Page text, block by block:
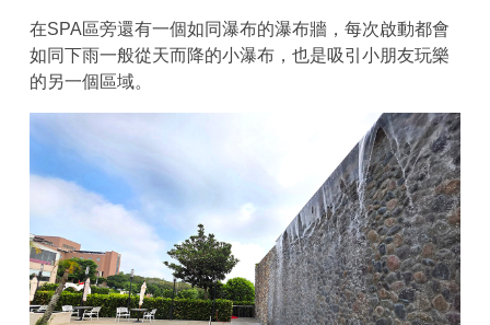
在SPA區旁還有一個如同瀑布的瀑布牆，每次啟動都會
如同下雨一般從天而降的小瀑布，也是吸引小朋友玩樂
的另一個區域。